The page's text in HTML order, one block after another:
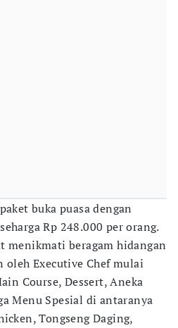
buka puasa dengan
Rp 248.000 per orang.
menikmati beragam hidangan
Executive Chef mulai
Course, Dessert, Aneka
Menu Spesial di antaranya
Tongseng Daging,